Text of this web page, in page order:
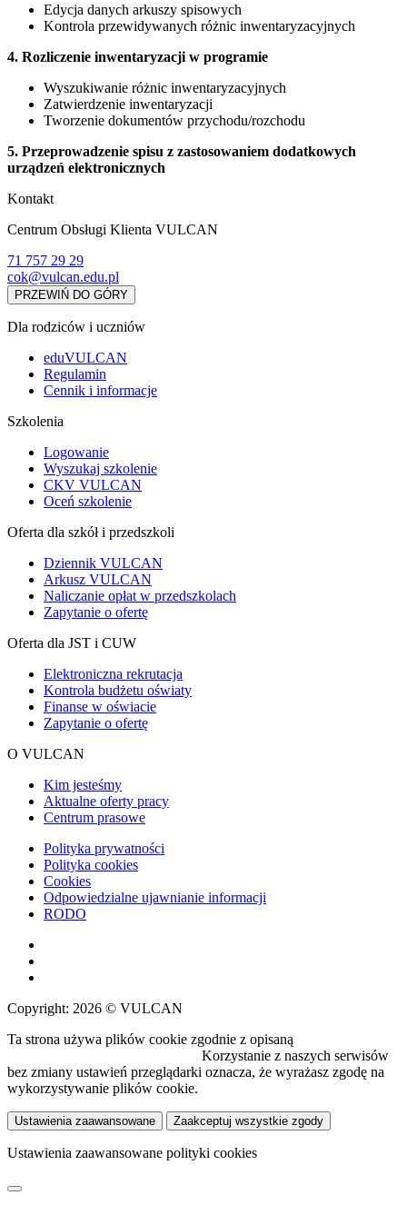
Edycja danych arkuszy spisowych
Kontrola przewidywanych różnic inwentaryzacyjnych
4. Rozliczenie inwentaryzacji w programie
Wyszukiwanie różnic inwentaryzacyjnych
Zatwierdzenie inwentaryzacji
Tworzenie dokumentów przychodu/rozchodu
5. Przeprowadzenie spisu z zastosowaniem dodatkowych
urządzeń elektronicznych
Kontakt
Centrum Obsługi Klienta VULCAN
71 757 29 29
cok@vulcan.edu.pl
PRZEWIŃ DO GÓRY
Dla rodziców i uczniów
eduVULCAN
Regulamin
Cennik i informacje
Szkolenia
Logowanie
Wyszukaj szkolenie
CKV VULCAN
Oceń szkolenie
Oferta dla szkół i przedszkoli
Dziennik VULCAN
Arkusz VULCAN
Naliczanie opłat w przedszkolach
Zapytanie o ofertę
Oferta dla JST i CUW
Elektroniczna rekrutacja
Kontrola budżetu oświaty
Finanse w oświacie
Zapytanie o ofertę
O VULCAN
Kim jesteśmy
Aktualne oferty pracy
Centrum prasowe
Polityka prywatności
Polityka cookies
Cookies
Odpowiedzialne ujawnianie informacji
RODO
Copyright: 2026 © VULCAN
Ta strona używa plików cookie zgodnie z opisaną
Korzystanie z naszych serwisów
bez zmiany ustawień przeglądarki oznacza, że wyrażasz zgodę na
wykorzystywanie plików cookie.
Ustawienia zaawansowane Zaakceptuj wszystkie zgody
Ustawienia zaawansowane polityki cookies